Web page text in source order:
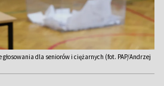
dla seniorów i ciężarnych (fot. PAP/Andrzej